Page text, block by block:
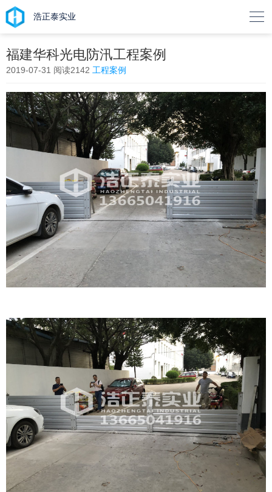
浩正泰实业 
福建华科光电防汛工程案例
2019-07-31 阅读2142 工程案例